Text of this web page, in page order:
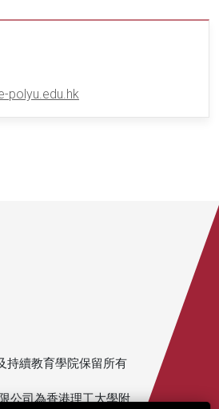
polyu.edu.hk
持續教育學院保留所有
公司為香港理工大學附